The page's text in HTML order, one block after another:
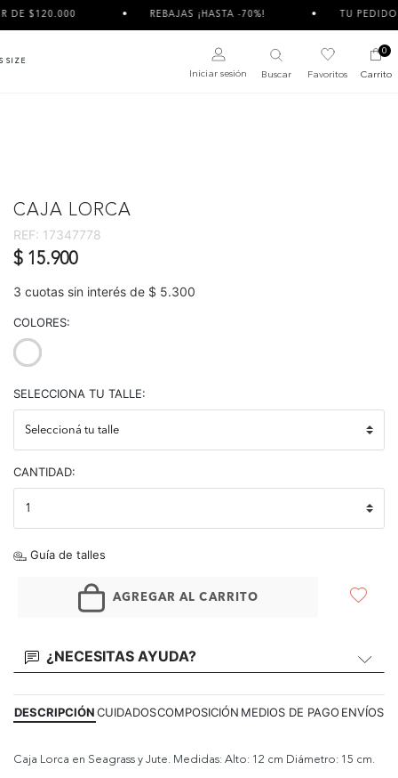
REBAJAS ¡HASTA -70%! TU PEDIDO PUEDE
SIZE
Iniciar sesión Buscar Favoritos
0
Carrito
CAJA LORCA
REF: 17347778
$ 15.900
3 cuotas sin interés de $ 5.300
COLORES:
SELECCIONA TU TALLE:
CANTIDAD:
Guía de talles
AGREGAR AL CARRITO
¿NECESITAS AYUDA?
DESCRIPCIÓNCUIDADOSCOMPOSICIÓN MEDIOS DE PAGO ENVÍOS
Caja Lorca en Seagrass y Jute. Medidas: Alto: 12 cm Diámetro: 15 cm.